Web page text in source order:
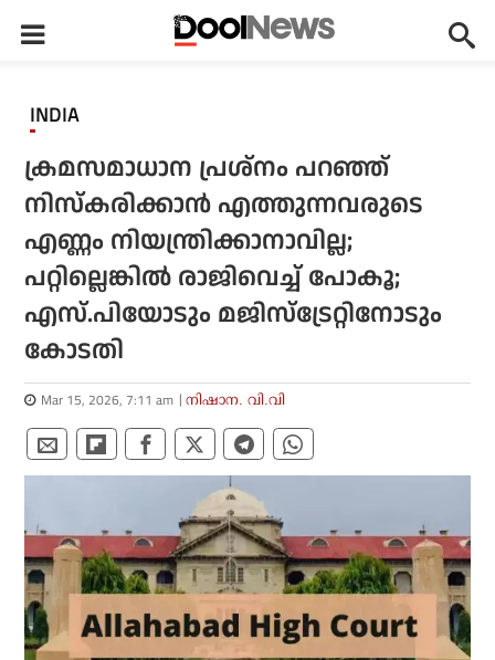
INDIA
ക്രമസമാധാന പ്രശ്‌നം പറഞ്ഞ്
നിസ്‌കരിക്കാന്‍ എത്തുന്നവരുടെ
എണ്ണം നിയന്ത്രിക്കാനാവില്ല;
പറ്റില്ലെങ്കില്‍ രാജിവെച്ച് പോകൂ;
എസ്.പിയോടും മജിസ്‌ട്രേറ്റിനോടും
കോടതി
Mar 15, 2026, 7:11 am നിഷാന. വി.വി